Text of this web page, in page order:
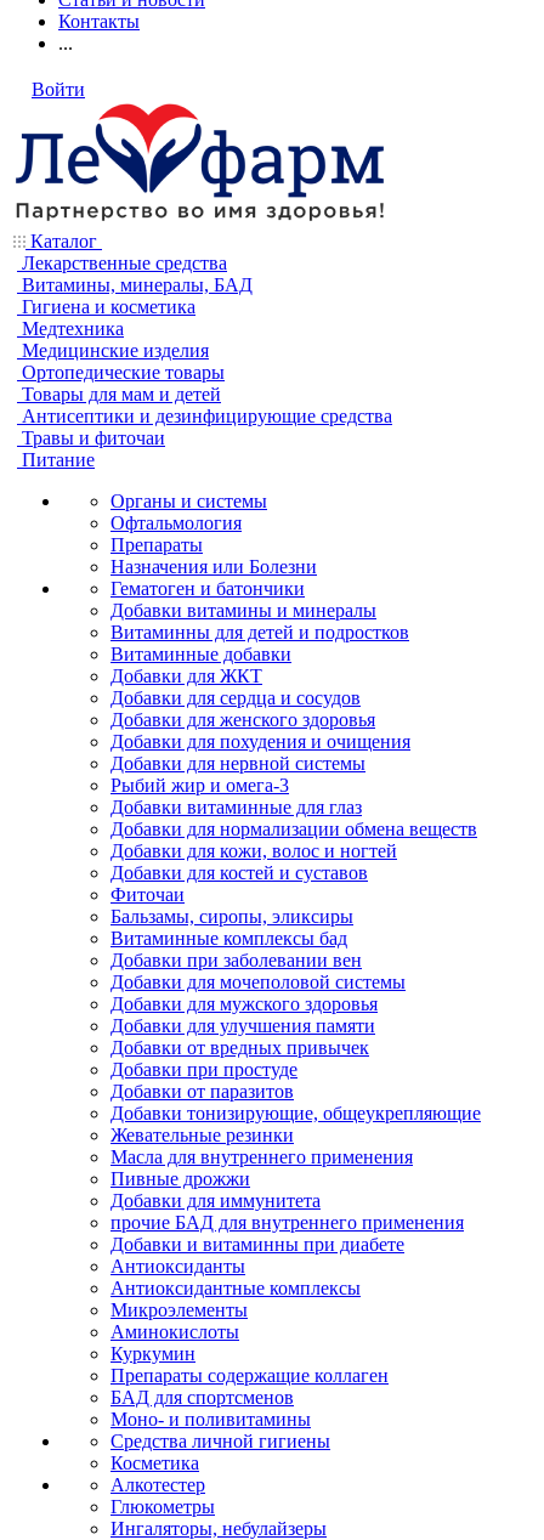
Контакты
...
Войти
Каталог
Лекарственные средства
Витамины, минералы, БАД
Гигиена и косметика
Медтехника
Медицинские изделия
Ортопедические товары
Товары для мам и детей
Антисептики и дезинфицирующие средства
Травы и фиточаи
Питание
Органы и системы
Офтальмология
Препараты
Назначения или Болезни
Гематоген и батончики
Добавки витамины и минералы
Витаминны для детей и подростков
Витаминные добавки
Добавки для ЖКТ
Добавки для сердца и сосудов
Добавки для женского здоровья
Добавки для похудения и очищения
Добавки для нервной системы
Рыбий жир и омега-3
Добавки витаминные для глаз
Добавки для нормализации обмена веществ
Добавки для кожи, волос и ногтей
Добавки для костей и суставов
Фиточаи
Бальзамы, сиропы, эликсиры
Витаминные комплексы бад
Добавки при заболевании вен
Добавки для мочеполовой системы
Добавки для мужского здоровья
Добавки для улучшения памяти
Добавки от вредных привычек
Добавки при простуде
Добавки от паразитов
Добавки тонизирующие, общеукрепляющие
Жевательные резинки
Масла для внутреннего применения
Пивные дрожжи
Добавки для иммунитета
прочие БАД для внутреннего применения
Добавки и витаминны при диабете
Антиоксиданты
Антиоксидантные комплексы
Микроэлементы
Аминокислоты
Куркумин
Препараты содержащие коллаген
БАД для спортсменов
Моно- и поливитамины
Средства личной гигиены
Косметика
Алкотестер
Глюкометры
Ингаляторы, небулайзеры